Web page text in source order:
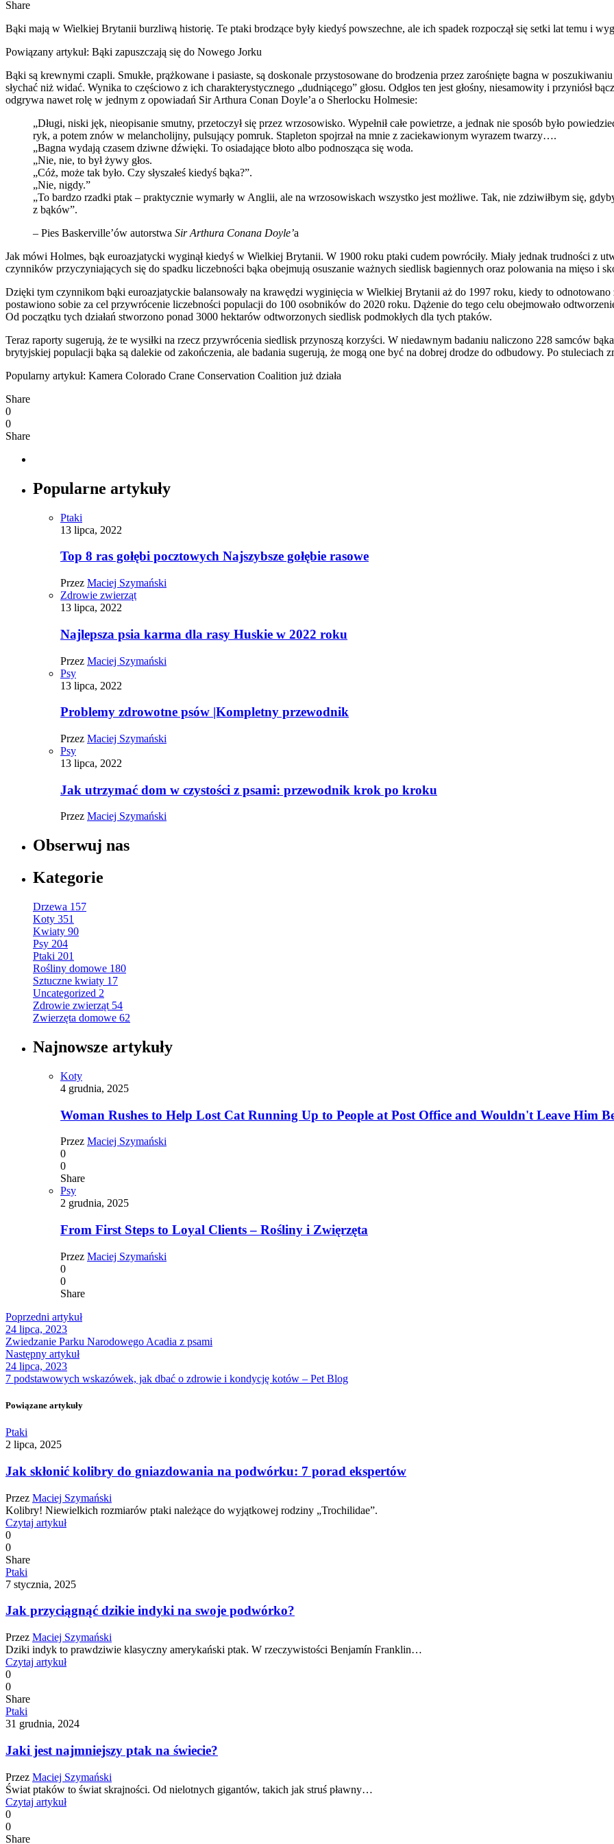
Share
Bąki mają w Wielkiej Brytanii burzliwą historię. Te ptaki brodzące były kiedyś powszechne, ale ich spadek rozpoczął się setki lat temu i
Powiązany artykuł: Bąki zapuszczają się do Nowego Jorku
Bąki są krewnymi czapli. Smukłe, prążkowane i pasiaste, są doskonale przystosowane do brodzenia przez zarośnięte bagna w
słychać niż widać. Wynika to częściowo z ich charakterystycznego „dudniącego” głosu. Odgłos ten jest głośny, niesamowity i przyniósł
odgrywa nawet rolę w jednym z opowiadań Sir Arthura Conan Doyle’a o Sherlocku Holmesie:
„Długi, niski jęk, nieopisanie smutny, przetoczył się przez wrzosowisko. Wypełnił całe powietrze, a jednak nie sposób było
ryk, a potem znów w melancholijny, pulsujący pomruk. Stapleton spojrzał na mnie z zaciekawionym wyrazem twarzy….
„Bagna wydają czasem dziwne dźwięki. To osiadające błoto albo podnosząca się woda.
„Nie, nie, to był żywy głos.
„Cóż, może tak było. Czy słyszałeś kiedyś bąka?”.
„Nie, nigdy.”
„To bardzo rzadki ptak – praktycznie wymarły w Anglii, ale na wrzosowiskach wszystko jest możliwe. Tak, nie zdziwiłbym się,
z bąków”.
– Pies Baskerville’ów autorstwa Sir Arthura Conana Doyle’a
Jak mówi Holmes, bąk euroazjatycki wyginął kiedyś w Wielkiej Brytanii. W 1900 roku ptaki cudem powróciły. Miały jednak trudności z
czynników przyczyniających się do spadku liczebności bąka obejmują osuszanie ważnych siedlisk bagiennych oraz polowania na mięso i
Dzięki tym czynnikom bąki euroazjatyckie balansowały na krawędzi wyginięcia w Wielkiej Brytanii aż do 1997 roku, kiedy to odnotowano
postawiono sobie za cel przywrócenie liczebności populacji do 100 osobników do 2020 roku. Dążenie do tego celu obejmowało
Od początku tych działań stworzono ponad 3000 hektarów odtworzonych siedlisk podmokłych dla tych ptaków.
Teraz raporty sugerują, że te wysiłki na rzecz przywrócenia siedlisk przynoszą korzyści. W niedawnym badaniu naliczono 228 samców
brytyjskiej populacji bąka są dalekie od zakończenia, ale badania sugerują, że mogą one być na dobrej drodze do odbudowy. Po stuleciach
Popularny artykuł: Kamera Colorado Crane Conservation Coalition już działa
Share
0
0
Share
Popularne artykuły
Ptaki
13 lipca, 2022
Top 8 ras gołębi pocztowych Najszybsze gołębie rasowe
Przez Maciej Szymański
Zdrowie zwierząt
13 lipca, 2022
Najlepsza psia karma dla rasy Huskie w 2022 roku
Przez Maciej Szymański
Psy
13 lipca, 2022
Problemy zdrowotne psów |Kompletny przewodnik
Przez Maciej Szymański
Psy
13 lipca, 2022
Jak utrzymać dom w czystości z psami: przewodnik krok po kroku
Przez Maciej Szymański
Obserwuj nas
Kategorie
Drzewa 157
Koty 351
Kwiaty 90
Psy 204
Ptaki 201
Rośliny domowe 180
Sztuczne kwiaty 17
Uncategorized 2
Zdrowie zwierząt 54
Zwierzęta domowe 62
Najnowsze artykuły
Koty
4 grudnia, 2025
Woman Rushes to Help Lost Cat Running Up to People at Post Office and Wouldn't Leave Him
Przez Maciej Szymański
0
0
Share
Psy
2 grudnia, 2025
From First Steps to Loyal Clients – Rośliny i Zwięrzęta
Przez Maciej Szymański
0
0
Share
Poprzedni artykuł
24 lipca, 2023
Zwiedzanie Parku Narodowego Acadia z psami
Następny artykuł
24 lipca, 2023
7 podstawowych wskazówek, jak dbać o zdrowie i kondycję kotów – Pet Blog
Powiązane artykuły
Ptaki
2 lipca, 2025
Jak skłonić kolibry do gniazdowania na podwórku: 7 porad ekspertów
Przez Maciej Szymański
Kolibry! Niewielkich rozmiarów ptaki należące do wyjątkowej rodziny „Trochilidae”.
Czytaj artykuł
0
0
Share
Ptaki
7 stycznia, 2025
Jak przyciągnąć dzikie indyki na swoje podwórko?
Przez Maciej Szymański
Dziki indyk to prawdziwie klasyczny amerykański ptak. W rzeczywistości Benjamín Franklin…
Czytaj artykuł
0
0
Share
Ptaki
31 grudnia, 2024
Jaki jest najmniejszy ptak na świecie?
Przez Maciej Szymański
Świat ptaków to świat skrajności. Od nielotnych gigantów, takich jak struś pławny…
Czytaj artykuł
0
0
Share